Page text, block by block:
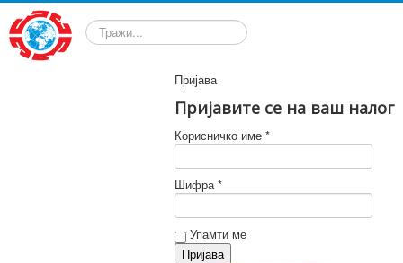
Пријава
Пријавите се на ваш налог
Корисничко име *
Шифра *
Упамти ме